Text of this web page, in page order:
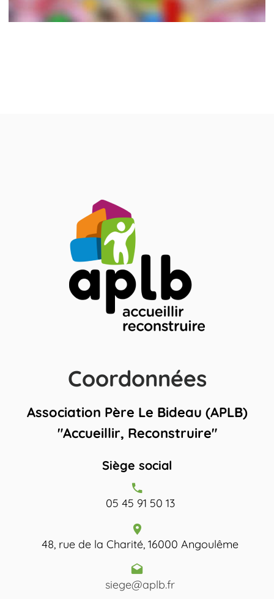
Coordonnées
Association Père Le Bideau (APLB)
"Accueillir, Reconstruire"
Siège social
05 45 91 50 13
48, rue de la Charité, 16000 Angoulême
siege@aplb.fr